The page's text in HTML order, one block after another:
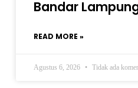
Bandar
READ MORE »
Agustus 6, 2026 Tidak ada